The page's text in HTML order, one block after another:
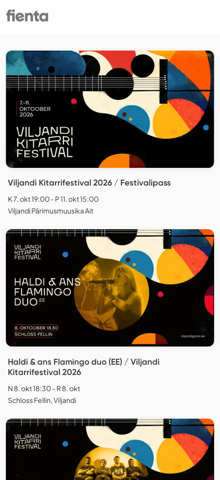
Viljandi Kitarrifestival 2026 / Festivalipass
K 7. okt 19:00 - P 11. okt 15:00
Viljandi Pärimusmuusika Ait
Haldi & ans Flamingo duo (EE) / Viljandi
Kitarrifestival 2026
N 8. okt 18:30 - R 8. okt
Schloss Fellin, Viljandi